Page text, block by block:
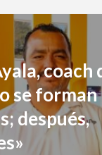
coach
se forman
después,